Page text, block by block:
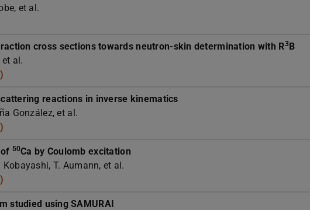
et al.
cross sections towards neutron-skin determination with R3B
al.
reactions in inverse kinematics
González, et al.
50Ca by Coulomb excitation
T. Aumann, et al.
studied using SAMURAI